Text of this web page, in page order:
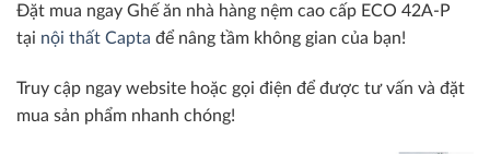
Đặt mua ngay Ghế ăn nhà hàng nệm cao cấp ECO 42A-P
tại nội thất Capta để nâng tầm không gian của bạn!
Truy cập ngay website hoặc gọi điện để được tư vấn và đặt
mua sản phẩm nhanh chóng!